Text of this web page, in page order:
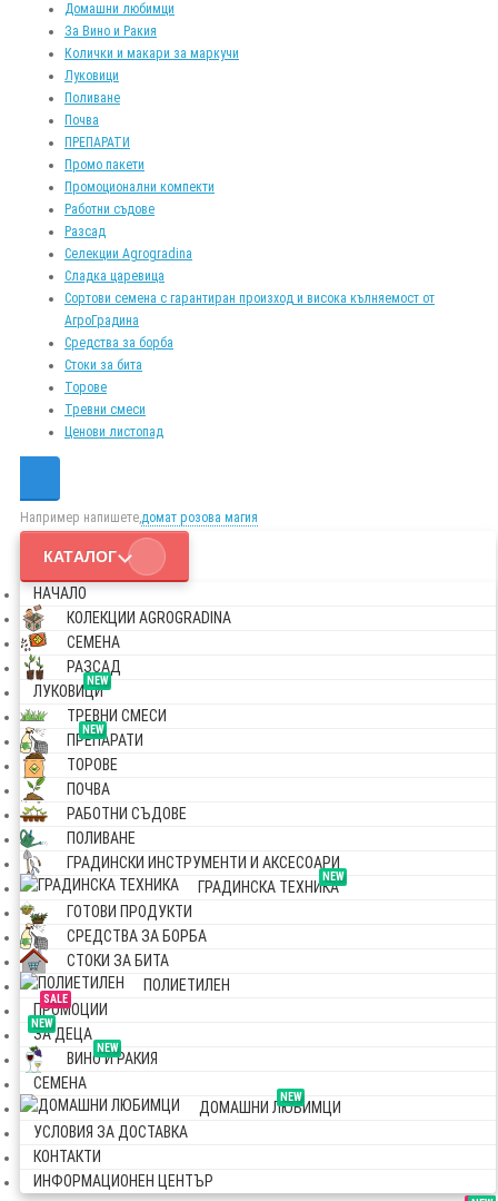
Домашни любимци
За Вино и Ракия
Колички и макари за маркучи
Луковици
Поливане
Почва
ПРЕПАРАТИ
Промо пакети
Промоционални компекти
Работни съдове
Разсад
Селекции Agrogradina
Сладка царевица
Сортови семена с гарантиран произход и висока кълняемост от
АгроГрадина
Средства за борба
Стоки за бита
Торове
Тревни смеси
Ценови листопад
Например напишете,домат розова магия
КАТАЛОГ
НАЧАЛО
КОЛЕКЦИИ AGROGRADINA
СЕМЕНА
РАЗСАД
NEW
ЛУКОВИЦИ
ТРЕВНИ СМЕСИ
NEW
ПРЕПАРАТИ
ТОРОВЕ
ПОЧВА
РАБОТНИ СЪДОВЕ
ПОЛИВАНЕ
ГРАДИНСКИ ИНСТРУМЕНТИ И АКСЕСОАРИ
NEW
ГРАДИНСКА ТЕХНИКА
ГОТОВИ ПРОДУКТИ
СРЕДСТВА ЗА БОРБА
СТОКИ ЗА БИТА
ПОЛИЕТИЛЕН
SALE
ПРОМОЦИИ
NEW
ЗА ДЕЦА
NEW
ВИНО И РАКИЯ
СЕМЕНА
NEW
ДОМАШНИ ЛЮБИМЦИ
УСЛОВИЯ ЗА ДОСТАВКА
КОНТАКТИ
ИНФОРМАЦИОНЕН ЦЕНТЪР